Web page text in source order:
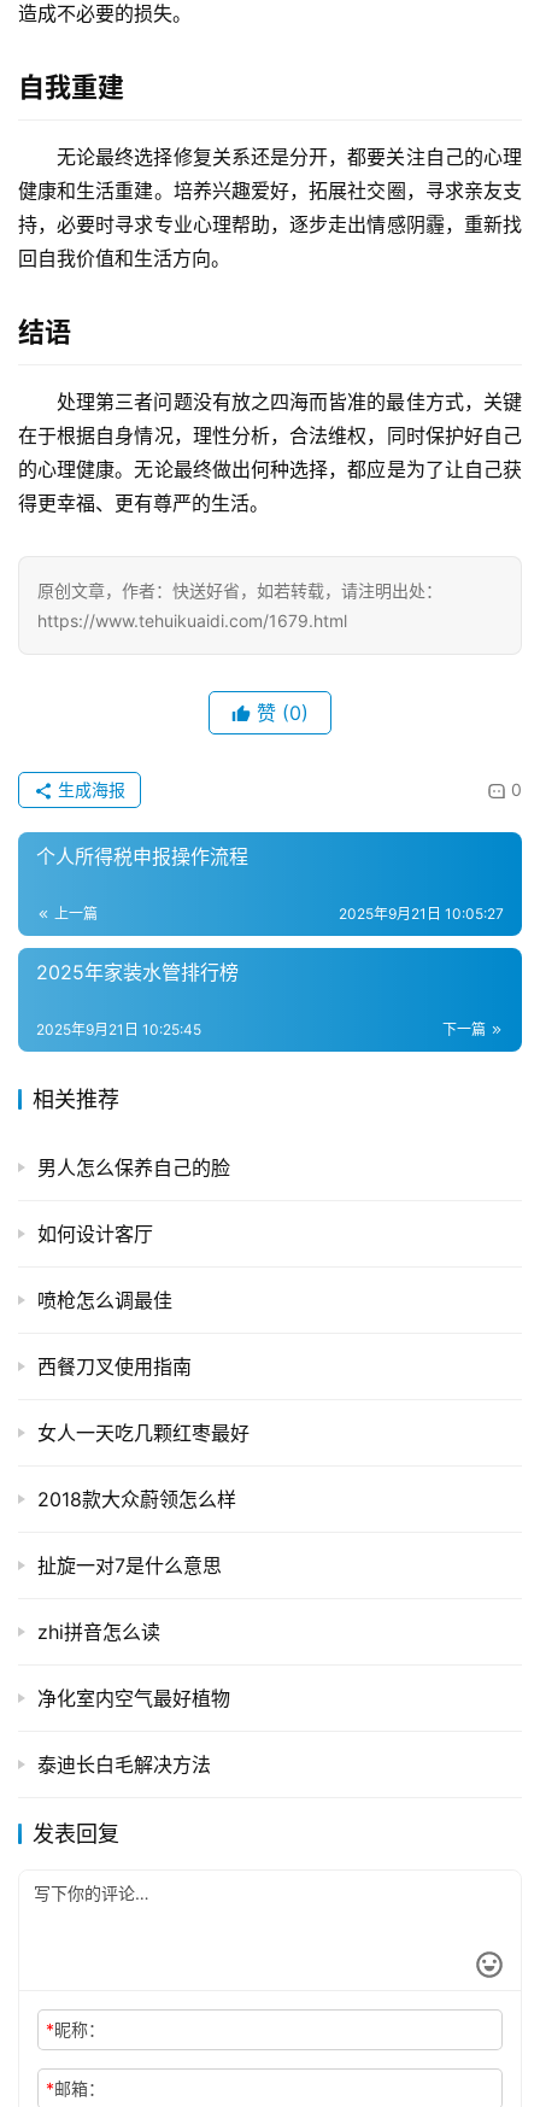
首
页
物
流
快
递
类
造成不必要的损失。
自我重建
无论最终选择修复关系还是分开，都要关注自己的心理
健康和生活重建。培养兴趣爱好，拓展社交圈，寻求亲友支
持，必要时寻求专业心理帮助，逐步走出情感阴霾，重新找
回自我价值和生活方向。
结语
处理第三者问题没有放之四海而皆准的最佳方式，关键
在于根据自身情况，理性分析，合法维权，同时保护好自己
的心理健康。无论最终做出何种选择，都应是为了让自己获
得更幸福、更有尊严的生活。
原创文章，作者：快送好省，如若转载，请注明出处：
https://www.tehuikuaidi.com/1679.html
赞 (0)
0
生成海报
个人所得税申报操作流程
上一篇 2025年9月21日 10:05:27
2025年家装水管排行榜
下一篇
2025年9月21日 10:25:45
相关推荐
男人怎么保养自己的脸
如何设计客厅
喷枪怎么调最佳
西餐刀叉使用指南
女人一天吃几颗红枣最好
2018款大众蔚领怎么样
扯旋一对7是什么意思
zhi拼音怎么读
净化室内空气最好植物
泰迪长白毛解决方法
发表回复
*昵称：
*邮箱：